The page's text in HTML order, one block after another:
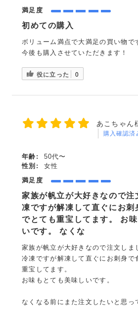
満足度
初めての購入
ボリューム満点で大満足の買い物で
今後も購入させていただきます！
役に立った 0
あこちゃん
購入確認済
年齢:
50代〜
性別:
女性
満足度
家族が帆立が大好きなので注
凍ですが解凍して直ぐにお刺
でとても重宝してます。 お
いです。 なくな
家族が帆立が大好きなので注文しま
冷凍ですが解凍して直ぐにお刺身で
重宝してます。
お味もとても美味しいです。
なくなる前にまた注文したいと思っ